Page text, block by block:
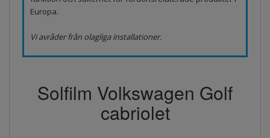
Europa.
Vi avråder från olagliga installationer.
Solfilm Volkswagen Golf
cabriolet